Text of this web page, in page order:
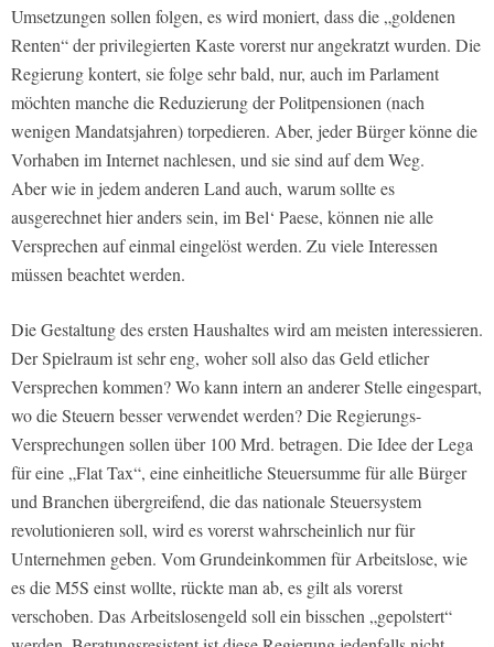
Umsetzungen sollen folgen, es wird moniert, dass die „goldenen
Renten“ der privilegierten Kaste vorerst nur angekratzt wurden. Die
Regierung kontert, sie folge sehr bald, nur, auch im Parlament
möchten manche die Reduzierung der Politpensionen (nach
wenigen Mandatsjahren) torpedieren. Aber, jeder Bürger könne die
Vorhaben im Internet nachlesen, und sie sind auf dem Weg.
Aber wie in jedem anderen Land auch, warum sollte es
ausgerechnet hier anders sein, im Bel‘ Paese, können nie alle
Versprechen auf einmal eingelöst werden. Zu viele Interessen
müssen beachtet werden.
Die Gestaltung des ersten Haushaltes wird am meisten interessieren.
Der Spielraum ist sehr eng, woher soll also das Geld etlicher
Versprechen kommen? Wo kann intern an anderer Stelle eingespart,
wo die Steuern besser verwendet werden? Die Regierungs-
Versprechungen sollen über 100 Mrd. betragen. Die Idee der Lega
für eine „Flat Tax“, eine einheitliche Steuersumme für alle Bürger
und Branchen übergreifend, die das nationale Steuersystem
revolutionieren soll, wird es vorerst wahrscheinlich nur für
Unternehmen geben. Vom Grundeinkommen für Arbeitslose, wie
es die M5S einst wollte, rückte man ab, es gilt als vorerst
verschoben. Das Arbeitslosengeld soll ein bisschen „gepolstert“